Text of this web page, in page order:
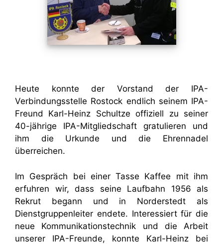
Heute konnte der Vorstand der IPA-
Verbindungsstelle Rostock endlich seinem IPA-
Freund Karl-Heinz Schultze offiziell zu seiner
40-jährige IPA-Mitgliedschaft gratulieren und
ihm die Urkunde und die Ehrennadel
überreichen.
Im Gespräch bei einer Tasse Kaffee mit ihm
erfuhren wir, dass seine Laufbahn 1956 als
Rekrut begann und in Norderstedt als
Dienstgruppenleiter endete. Interessiert für die
neue Kommunikationstechnik und die Arbeit
unserer IPA-Freunde, konnte Karl-Heinz bei